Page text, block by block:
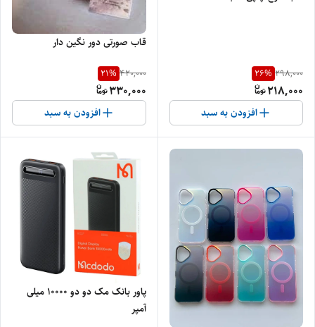
298,000
26%
218,000
افزودن به سبد
قاب صورتی دور نگین دار
420,000
21%
330,000
افزودن به سبد
پاور بانک مک دو دو 10000 میلی
آمپر